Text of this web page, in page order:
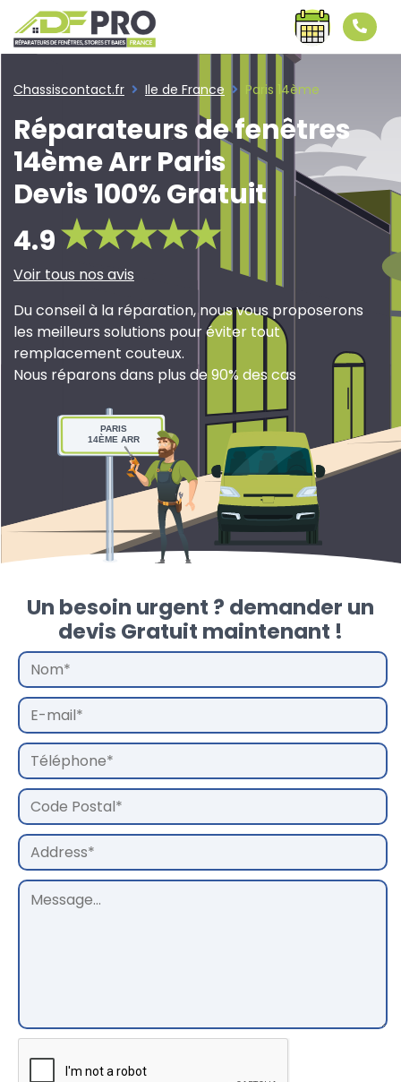
Chassiscontact.fr Ile de France Paris 14ème
Réparateurs de fenêtres
14ème Arr Paris
Devis 100% Gratuit
4.9
Voir tous nos avis
Du conseil à la réparation, nous vous proposerons
les meilleurs solutions pour éviter tout
remplacement couteux.
Nous réparons dans plus de 90% des cas
PARIS
14ÈME ARR
Un besoin urgent ? demander un
devis Gratuit maintenant !